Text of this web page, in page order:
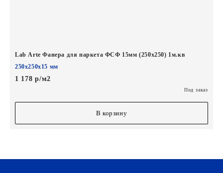
Lab Arte Фанера для паркета ФСФ 15мм (250х250) 1м.кв
250х250х15 мм
1 178 р/м2
Под заказ
В корзину